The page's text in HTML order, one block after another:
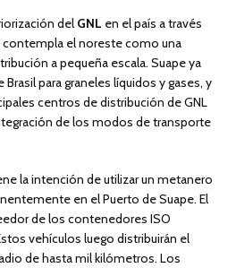
del GNL en el país a través
contempla el noreste como una
a pequeña escala. Suape ya
para graneles líquidos y gases, y
centros de distribución de GNL
de los modos de transporte
la intención de utilizar un metanero
en el Puerto de Suape. El
de los contenedores ISO
vehículos luego distribuirán el
de hasta mil kilómetros. Los